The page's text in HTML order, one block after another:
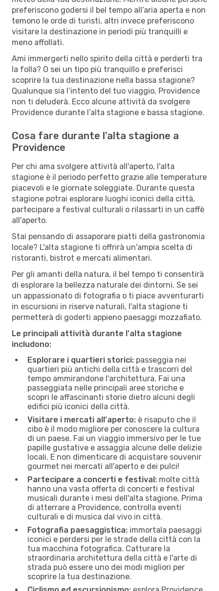
preferiscono godersi il bel tempo all’aria aperta e non
temono le orde di turisti, altri invece preferiscono
visitare la destinazione in periodi più tranquilli e
meno affollati.
Ami immergerti nello spirito della città e perderti tra
la folla? O sei un tipo più tranquillo e preferisci
scoprire la tua destinazione nella bassa stagione?
Qualunque sia l’intento del tuo viaggio, Providence
non ti deluderà. Ecco alcune attività da svolgere
Providence durante l’alta stagione e bassa stagione.
Cosa fare durante l'alta stagione a
Providence
Per chi ama svolgere attività all'aperto, l'alta
stagione è il periodo perfetto grazie alle temperature
piacevoli e le giornate soleggiate. Durante questa
stagione potrai esplorare luoghi iconici della città,
partecipare a festival culturali o rilassarti in un caffè
all'aperto.
Stai pensando di assaporare piatti della gastronomia
locale? L'alta stagione ti offrirà un'ampia scelta di
ristoranti, bistrot e mercati alimentari.
Per gli amanti della natura, il bel tempo ti consentirà
di esplorare la bellezza naturale dei dintorni. Se sei
un appassionato di fotografia o ti piace avventurarti
in escursioni in riserve naturali, l'alta stagione ti
permetterà di goderti appieno paesaggi mozzafiato.
Le principali attività durante l'alta stagione
includono:
Esplorare i quartieri storici: passeggia nei
quartieri più antichi della città e trascorri del
tempo ammirandone l'architettura. Fai una
passeggiata nelle principali aree storiche e
scopri le affascinanti storie dietro alcuni degli
edifici più iconici della città.
Visitare i mercati all'aperto: è risaputo che il
cibo è il modo migliore per conoscere la cultura
di un paese. Fai un viaggio immersivo per le tue
papille gustative e assaggia alcune delle delizie
locali. E non dimenticare di acquistare souvenir
gourmet nei mercati all'aperto e dei pulci!
Partecipare a concerti e festival: molte città
hanno una vasta offerta di concerti e festival
musicali durante i mesi dell'alta stagione. Prima
di atterrare a Providence, controlla eventi
culturali e di musica dal vivo in città.
Fotografia paesaggistica: immortala paesaggi
iconici e perdersi per le strade della città con la
tua macchina fotografica. Catturare la
straordinaria architettura della città e l'arte di
strada può essere uno dei modi migliori per
scoprire la tua destinazione.